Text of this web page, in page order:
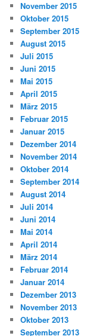
November 2015
Oktober 2015
September 2015
August 2015
Juli 2015
Juni 2015
Mai 2015
April 2015
März 2015
Februar 2015
Januar 2015
Dezember 2014
November 2014
Oktober 2014
September 2014
August 2014
Juli 2014
Juni 2014
Mai 2014
April 2014
März 2014
Februar 2014
Januar 2014
Dezember 2013
November 2013
Oktober 2013
September 2013